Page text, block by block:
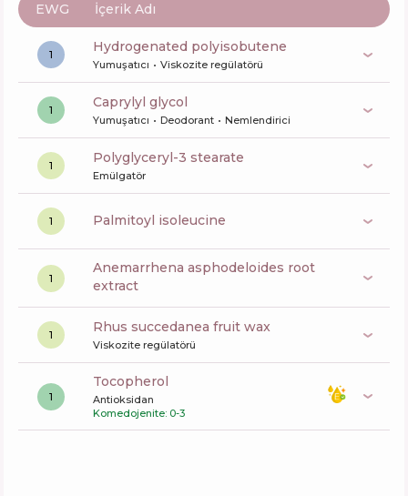
EWG İçerik Adı
1 hydrogenated polyisobutene
Yumuşatıcı Viskozite regülatörü
1 caprylyl glycol
Yumuşatıcı Deodorant Nemlendirici
1 polyglyceryl-3 stearate
Emülgatör
1 palmitoyl isoleucine
1
anemarrhena asphodeloides root
extract
1 rhus succedanea fruit wax
Viskozite regülatörü
1
tocopherol
Antioksidan
Komedojenite: 0-3